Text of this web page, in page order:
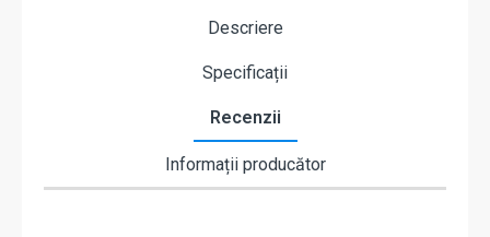
Descriere
Specificații
Recenzii
Informații producător